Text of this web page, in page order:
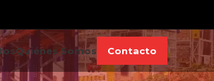
Quiénes Somos Contacto